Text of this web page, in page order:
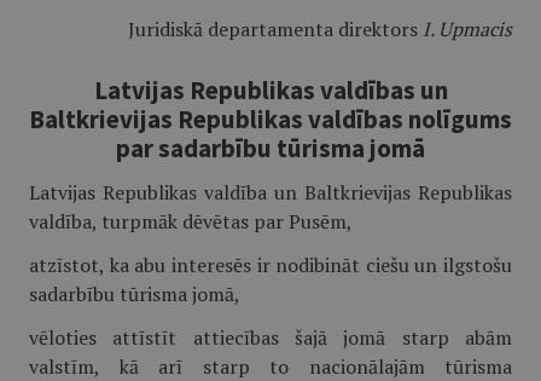
Juridiskā departamenta direktors I. Upmacis
Latvijas Republikas valdības un
Baltkrievijas Republikas valdības nolīgums
par sadarbību tūrisma jomā
Latvijas Republikas valdība un Baltkrievijas Republikas
valdība, turpmāk dēvētas par Pusēm,
atzīstot, ka abu interesēs ir nodibināt ciešu un ilgstošu
sadarbību tūrisma jomā,
vēloties attīstīt attiecības šajā jomā starp abām
valstīm, kā arī starp to nacionālajām tūrisma